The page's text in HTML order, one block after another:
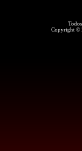
Copyright ©